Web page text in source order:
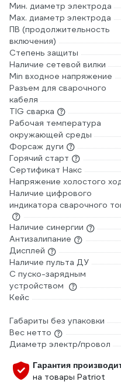
Мин. диаметр электрода
Мах. диаметр электрода
ПВ (продолжительность
включения)
Степень защиты
Наличие сетевой вилки
Min входное напряжение
Разъем для сварочного
кабеля
TIG сварка
Рабочая температура
окружающей среды
Форсаж дуги
Горячий старт
Сертификат Накс
Напряжение холостого
Наличие цифрового
индикатора сварочного
Наличие синергии
Антизалипание
Дисплей
Наличие пульта ДУ
С пуско-зарядным
устройством
Кейс
Габариты без упаковки
Вес нетто
Диаметр электр/провол
Гарантия
на товары Patriot